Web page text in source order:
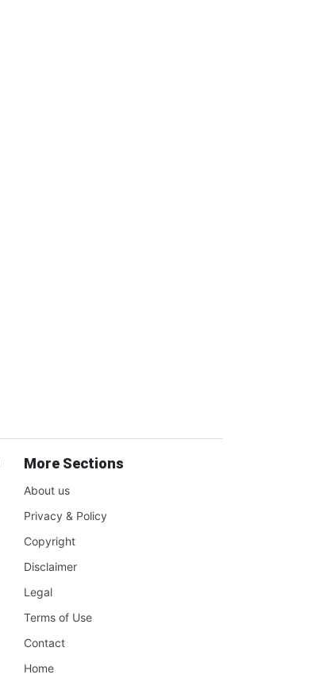
More Sections
About us
Privacy & Policy
Copyright
Disclaimer
Legal
Terms of Use
Contact
Home